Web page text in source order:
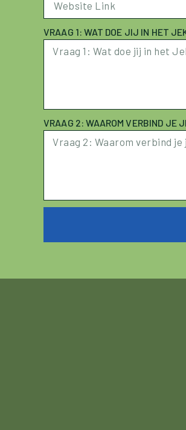
VRAAG 1: WAT DOE JIJ IN HET
VRAAG 2: WAAROM VERBIND JE